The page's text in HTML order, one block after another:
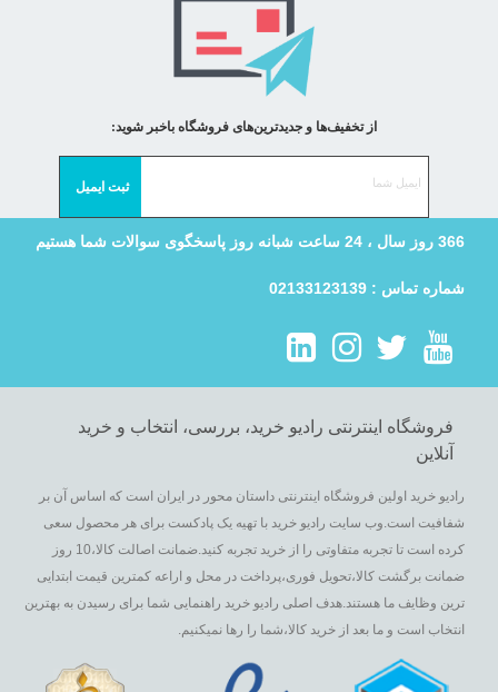
366 روز سال ، 24 ساعت شبانه روز پاسخگوی سوالات شما هستیم
شماره تماس : 02133123139
از تخفیف‌ها و جدیدترین‌های فروشگاه باخبر شوید:
فروشگاه اینترنتی رادیو خرید، بررسی، انتخاب و خرید
آنلاین
رادیو خرید اولین فروشگاه اینترنتی داستان محور در ایران است که اساس آن بر
شفافیت است.وب سایت رادیو خرید با تهیه یک پادکست برای هر محصول سعی
کرده است تا تجربه متفاوتی را از خرید تجربه کنید.ضمانت اصالت کالا،10 روز
ضمانت برگشت کالا،تحویل فوری،پرداخت در محل و اراعه کمترین قیمت ابتدایی
ترین وظایف ما هستند.هدف اصلی رادیو خرید راهنمایی شما برای رسیدن به بهترین
انتخاب است و ما بعد از خرید کالا،شما را رها نمیکنیم.